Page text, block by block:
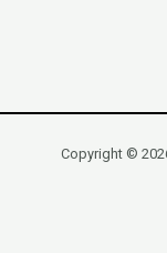
Copyright ©